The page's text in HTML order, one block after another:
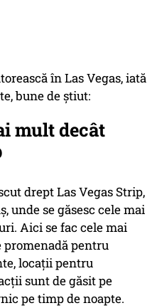
în Las Vegas, iată
bune de știut:
mult decât
drept Las Vegas Strip,
unde se găsesc cele mai
Aici se fac cele mai
pentru
locații pentru
sunt de găsit pe
pe timp de noapte.